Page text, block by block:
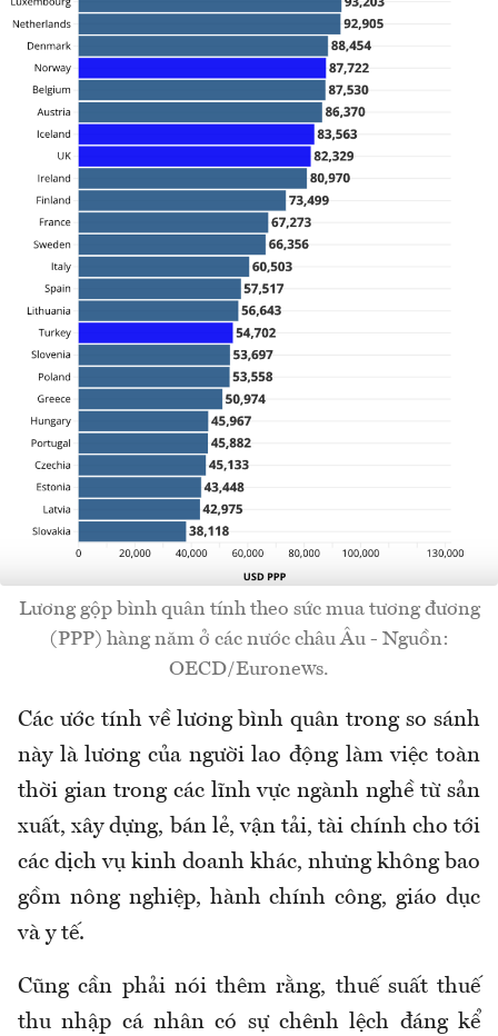
Lương gộp bình quân tính theo sức mua tương đương
(PPP) hàng năm ở các nước châu Âu - Nguồn:
OECD/Euronews.
Các ước tính về lương bình quân trong so sánh
này là lương của người lao động làm việc toàn
thời gian trong các lĩnh vực ngành nghề từ sản
xuất, xây dựng, bán lẻ, vận tải, tài chính cho tới
các dịch vụ kinh doanh khác, nhưng không bao
gồm nông nghiệp, hành chính công, giáo dục
và y tế.
Cũng cần phải nói thêm rằng, thuế suất thuế
thu nhập cá nhân có sự chênh lệch đáng kể